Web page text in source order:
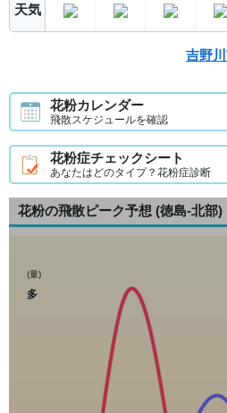
天気
吉野
花粉カレンダー
飛散スケジュールを確認
花粉症チェックシート
あなたはどのタイプ？花粉症診断
花粉の飛散ピーク予想 (徳島-北部)
(量)
多